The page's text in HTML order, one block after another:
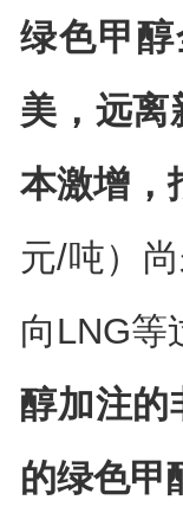
绿色甲
美，远离
本激增，
元/吨）
向LNG等
醇加注的
的绿色甲